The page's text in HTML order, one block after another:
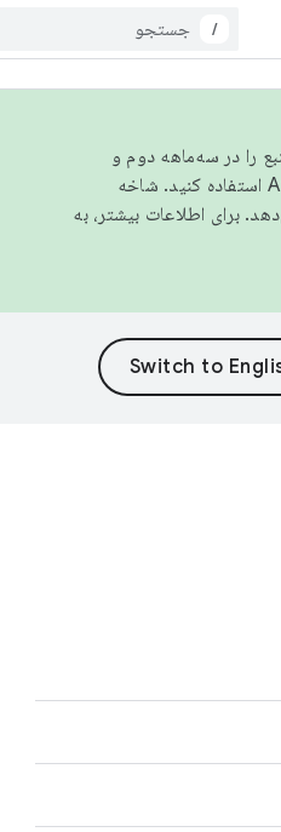
/
را در سه‌ماهه دوم و
استفاده کنید. شاخه